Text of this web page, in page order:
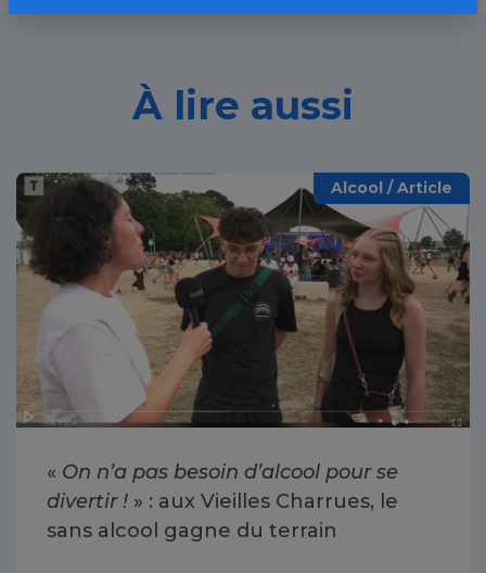
À lire aussi
Alcool / Article
« On n’a pas besoin d’alcool pour se
divertir ! » : aux Vieilles Charrues, le
sans alcool gagne du terrain